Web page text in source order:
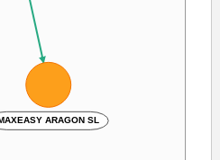
MAXEASY ARAGON SL